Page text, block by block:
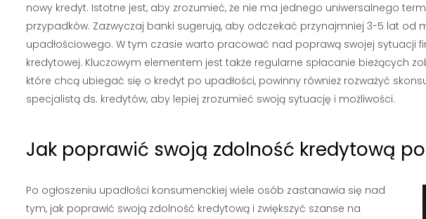
nowy kredyt. Istotne jest, aby zrozumieć, że nie ma jednego uniwersalnego
przypadków. Zazwyczaj banki sugerują, aby odczekać przynajmniej 3-5 lat
upadłościowego. W tym czasie warto pracować nad poprawą swojej sytuacji
kredytowej. Kluczowym elementem jest także regularne spłacanie bieżących
które chcą ubiegać się o kredyt po upadłości, powinny również rozważyć
specjalistą ds. kredytów, aby lepiej zrozumieć swoją sytuację i możliwości.
Jak poprawić swoją zdolność kredytową
Po ogłoszeniu upadłości konsumenckiej wiele osób zastanawia się nad
tym, jak poprawić swoją zdolność kredytową i zwiększyć szanse na